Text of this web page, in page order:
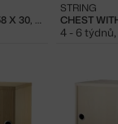
CHEST WITH DRAWERS 58 X 30, OAK
STRING
4 - 6 týdnů,